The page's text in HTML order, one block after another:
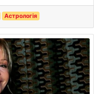
Астрологія